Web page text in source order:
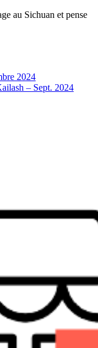
au Sichuan et pense
2024
– Sept. 2024